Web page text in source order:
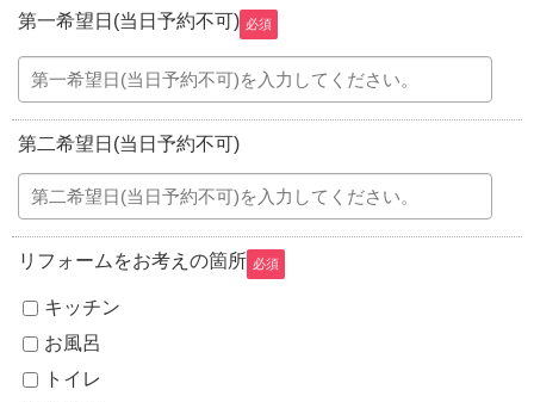
第一希望日(当日予約不可) 必須
第二希望日(当日予約不可)
リフォームをお考えの箇所 必須
キッチン
お風呂
トイレ